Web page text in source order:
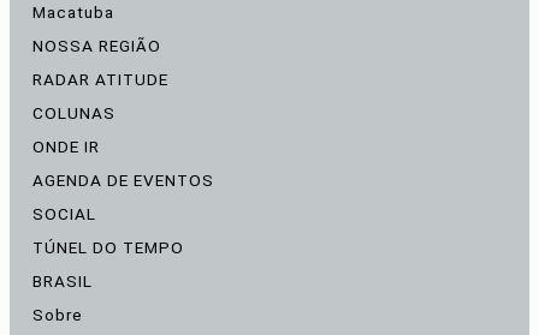
Macatuba
NOSSA REGIÃO
RADAR ATITUDE
COLUNAS
ONDE IR
AGENDA DE EVENTOS
SOCIAL
TÚNEL DO TEMPO
BRASIL
Sobre